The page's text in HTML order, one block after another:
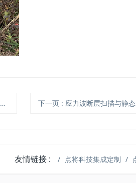
下一页 : 应力波断层扫描与静态载荷试验
友情链接 : 点将科技集成定制